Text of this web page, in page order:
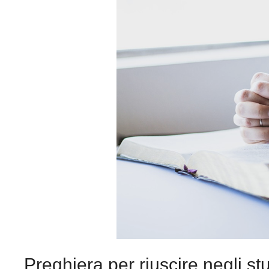
Preghiera per riuscire negli